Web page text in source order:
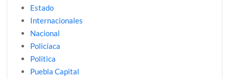
Estado
Internacionales
Nacional
Policíaca
Politica
Puebla Capital